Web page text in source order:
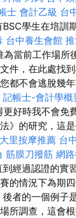
士 會計乙級 台
學生在培訓
台中養生會館
當前工作場所
件，在此處找
都不會逃脫幾年
記帳士-會計學概
好時我不會免
》的研究，這
大里按摩推薦 台
筋膜刀撥筋 網
到經過認證的實
的情況下為期
者的一個例子
所調查，這會